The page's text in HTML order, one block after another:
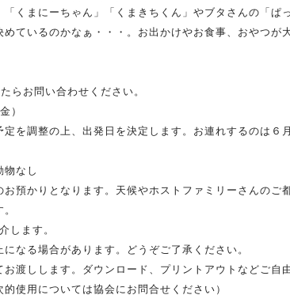
くまにーちゃん」「くまきちくん」やブタさんの「ぱ
ているのかなぁ・・・。お出かけやお食事、おやつが
お問い合わせください。
）
を調整の上、出発日を決定します。お連れするのは６
なし
預かりとなります。天候やホストファミリーさんのご
します。
なる場合があります。どうぞご了承ください。
渡しします。ダウンロード、プリントアウトなどご自
使用については協会にお問合せください）